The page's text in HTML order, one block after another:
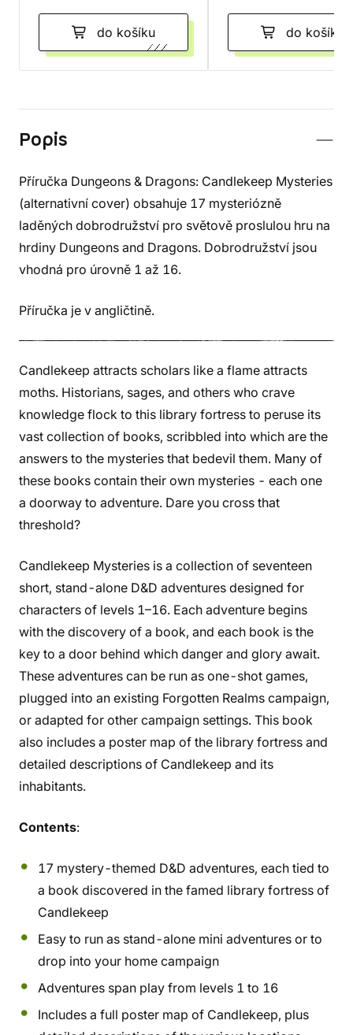
do košíku do košíku
Popis
Příručka Dungeons & Dragons: Candlekeep Mysteries
(alternativní cover) obsahuje 17 mysteriózně
laděných dobrodružství pro světově proslulou hru na
hrdiny Dungeons and Dragons. Dobrodružství jsou
vhodná pro úrovně 1 až 16.
Příručka je v angličtině.
Candlekeep attracts scholars like a flame attracts
moths. Historians, sages, and others who crave
knowledge flock to this library fortress to peruse its
vast collection of books, scribbled into which are the
answers to the mysteries that bedevil them. Many of
these books contain their own mysteries - each one
a doorway to adventure. Dare you cross that
threshold?
Candlekeep Mysteries is a collection of seventeen
short, stand-alone D&D adventures designed for
characters of levels 1–16. Each adventure begins
with the discovery of a book, and each book is the
key to a door behind which danger and glory await.
These adventures can be run as one-shot games,
plugged into an existing Forgotten Realms campaign,
or adapted for other campaign settings. This book
also includes a poster map of the library fortress and
detailed descriptions of Candlekeep and its
inhabitants.
Contents:
17 mystery-themed D&D adventures, each tied to
a book discovered in the famed library fortress of
Candlekeep
Easy to run as stand-alone mini adventures or to
drop into your home campaign
Adventures span play from levels 1 to 16
Includes a full poster map of Candlekeep, plus